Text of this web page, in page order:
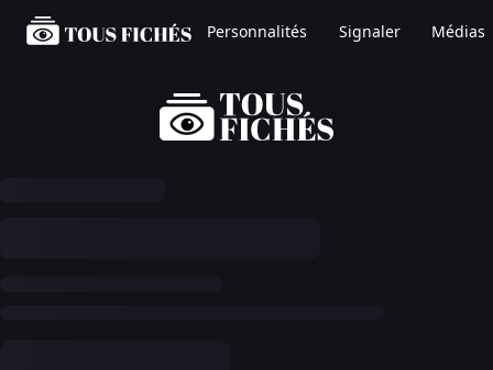
Personnalités Signaler Médias